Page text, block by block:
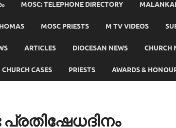
MOSC: TELEPHONE DIRECTORY
MOSC PRIESTS M TV VIDEOS
ARTICLES DIOCESAN NEWS CHURCH
CHURCH CASES PRIESTS AWARDS &